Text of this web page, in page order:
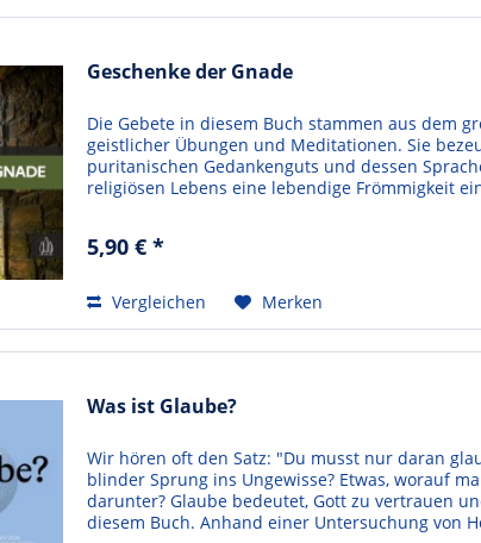
Geschenke der Gnade
Die Gebete in diesem Buch stammen aus dem
geistlicher Übungen und Meditationen. Sie
puritanischen Gedankenguts und dessen
religiösen Lebens eine lebendige Frömmigkeit
5,90 € *
Vergleichen Merken
Was ist Glaube?
Wir hören oft den Satz: "Du musst nur daran
blinder Sprung ins Ungewisse? Etwas, worauf
darunter? Glaube bedeutet, Gott zu vertrauen
diesem Buch. Anhand einer Untersuchung von